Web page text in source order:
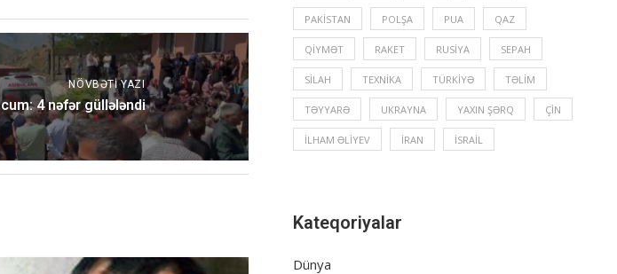
NÖVBƏTI YAZI
4 nəfər güllələndi
PAKISTAN POLŞA PUA QAZ
QIYMƏT RAKET RUSIYA SEPAH
SILAH TEXNIKA TÜRKIYƏ TƏLIM
TƏYYARƏ UKRAYNA YAXIN ŞƏRQ ÇIN
İLHAM ƏLIYEV İRAN İSRAIL
Kateqoriyalar
Dünya